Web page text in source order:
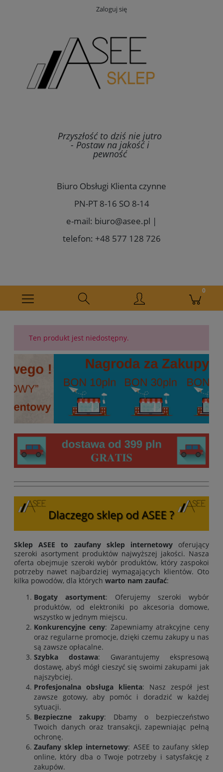
Zaloguj się
Przyszłość to dziś nie jutro
- Postaw na jakość i
pewność
Biuro Obsługi Klienta czynne
PN-PT 8-16 SO 8-14
e-mail: biuro@asee.pl |
telefon: +48 577 128 726
Ten produkt jest niedostępny.
Sklep ASEE to zaufany sklep internetowyoferujący
szeroki asortyment produktów najwyższej jakości. Nasza
oferta obejmuje szeroki wybór produktów, który zaspokoi
potrzeby nawet najbardziej wymagających klientów. Oto
kilka powodów, dla których warto nam zaufać:
Bogaty asortyment: Oferujemy szeroki wybór
produktów, od elektroniki po akcesoria domowe,
wszystko w jednym miejscu.
Konkurencyjne ceny: Zapewniamy atrakcyjne ceny
oraz regularne promocje, dzięki czemu zakupy u nas
są zawsze opłacalne.
Szybka dostawa: Gwarantujemy ekspresową
dostawę, abyś mógł cieszyć się swoimi zakupami jak
najszybciej.
Profesjonalna obsługa klienta: Nasz zespół jest
zawsze gotowy, aby pomóc i doradzić w każdej
sytuacji.
Bezpieczne zakupy: Dbamy o bezpieczeństwo
Twoich danych oraz transakcji, zapewniając pełną
ochronę.
Zaufany sklep internetowy: ASEE to zaufany sklep
online, który dba o Twoje potrzeby i satysfakcję z
zakupów.